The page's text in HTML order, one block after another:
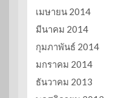
เมษายน 2014
มีนาคม 2014
กุมภาพันธ์ 2014
มกราคม 2014
ธันวาคม 2013